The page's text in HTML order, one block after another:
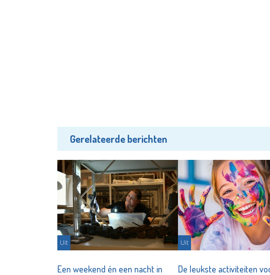
Gerelateerde berichten
Uit
Een weekend én een nacht in
Uit
De leukste activiteiten